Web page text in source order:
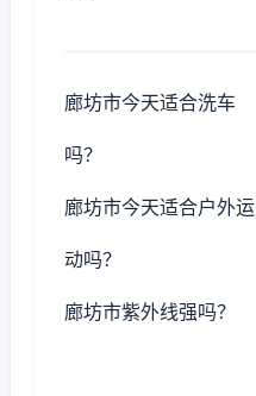
廊坊市今天适合洗车
吗？
廊坊市今天适合户外运
动吗？
廊坊市紫外线强吗？